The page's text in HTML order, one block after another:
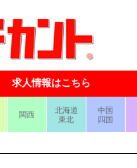
求人情報はこちら
関西
北海道
東北
中国
四国